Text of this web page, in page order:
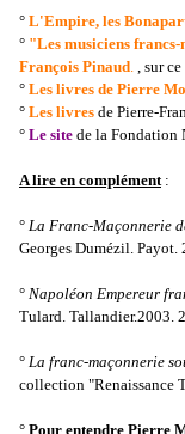
° L'Empire, les
° "Les musiciens
François Pinaud. , sur
° Les livres de Pierre
° Les livres de Pierre-
° Le site de la Fondation
A lire en complément:
° La Franc-Maçonnerie
Georges Dumézil. Payot.
° Napoléon Empereur
Tulard. Tallandier.2003.
° La franc-maçonnerie
collection "Renaissance
° Pour entendre Pierre